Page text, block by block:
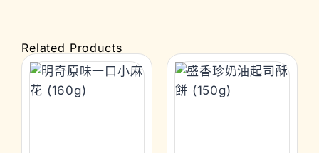
Related Products